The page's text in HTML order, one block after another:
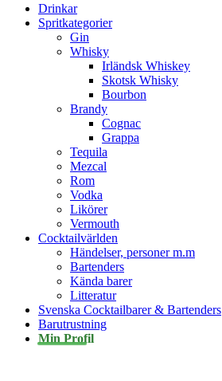
Drinkar
Spritkategorier
Gin
Whisky
Irländsk Whiskey
Skotsk Whisky
Bourbon
Brandy
Cognac
Grappa
Tequila
Mezcal
Rom
Vodka
Likörer
Vermouth
Cocktailvärlden
Händelser, personer m.m
Bartenders
Kända barer
Litteratur
Svenska Cocktailbarer & Bartenders
Barutrustning
Min Profil